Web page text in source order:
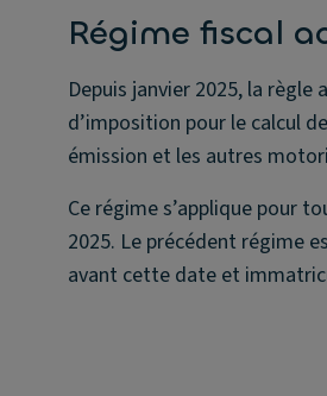
Régime fiscal
Depuis janvier 2025, la
d’imposition pour le calcul
émission et les autres
Ce régime s’applique pour
2025. Le précédent régime
avant cette date et